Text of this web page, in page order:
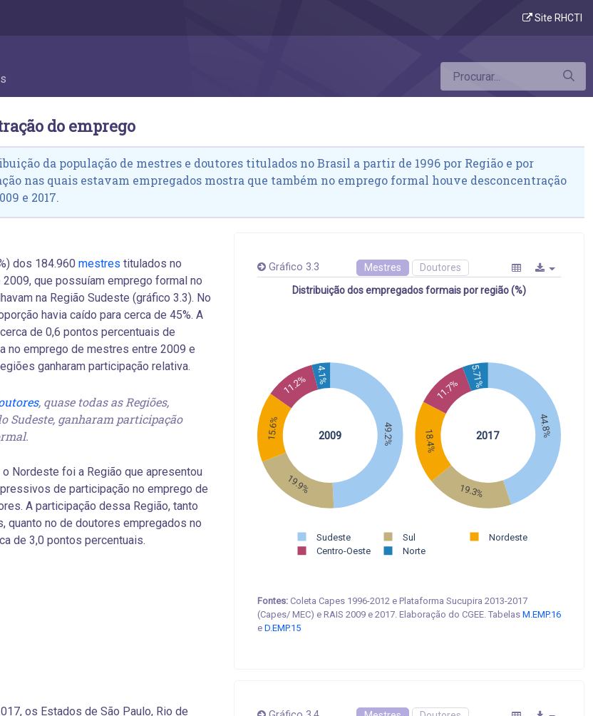
do emprego Site RHCTI
do emprego
da população de mestres e doutores titulados no Brasil a partir de 1996 por Região e por
nas quais estavam empregados mostra que também no emprego formal houve desconcentração
e 2017.
dos 184.960 mestres titulados no
que possuíam emprego formal no
na Região Sudeste (gráfico 3.3). No
havia caído para cerca de 45%. A
de 0,6 pontos percentuais de
no emprego de mestres entre 2009 e
ganharam participação relativa.
, quase todas as Regiões,
Sudeste, ganharam participação
o Nordeste foi a Região que apresentou
de participação no emprego de
A participação dessa Região, tanto
quanto no de doutores empregados no
de 3,0 pontos percentuais.
Gráfico 3.3 Mestres Doutores
Distribuição dos empregados formais por região (%)
49.2%
19.9%
15.6%
11.2% 4.1%
44.8%
19.3%
18.4%
11.7%
5.71%
Sudeste Sul
Nordeste
Centro-Oeste
Norte
2009 2017
Fontes: Coleta Capes 1996-2012 e Plataforma Sucupira 2013-2017
(Capes/ MEC) e RAIS 2009 e 2017. Elaboração do CGEE. Tabelas M.EMP.16
e D.EMP.15
os Estados de São Paulo, Rio de